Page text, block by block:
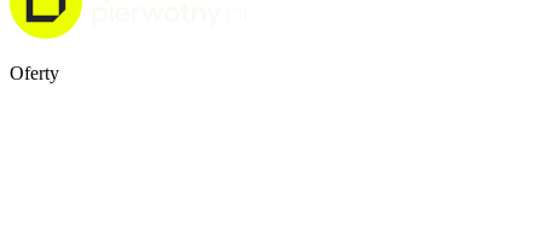
Oferty